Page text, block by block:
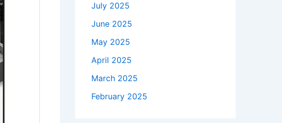
July 2025
June 2025
May 2025
April 2025
March 2025
February 2025